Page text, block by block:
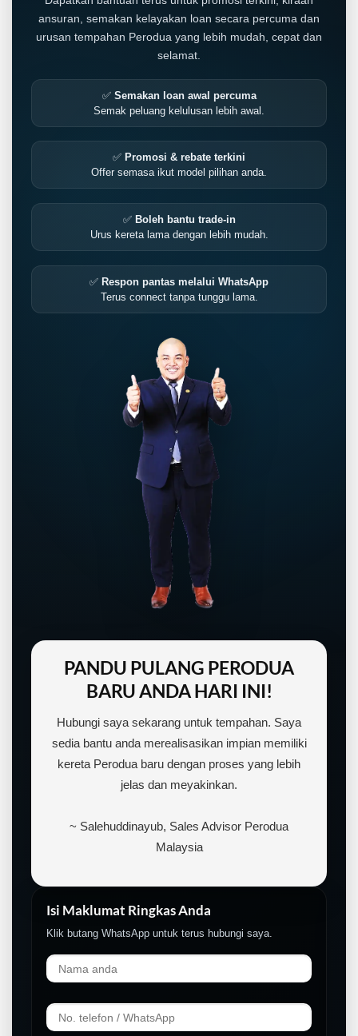
ansuran, semakan kelayakan loan secara percuma dan
urusan tempahan Perodua yang lebih mudah, cepat dan
selamat.
✅ Semakan loan awal percuma
Semak peluang kelulusan lebih awal.
✅ Promosi & rebate terkini
Offer semasa ikut model pilihan anda.
✅ Boleh bantu trade-in
Urus kereta lama dengan lebih mudah.
✅ Respon pantas melalui WhatsApp
Terus connect tanpa tunggu lama.
PANDU PULANG PERODUA
BARU ANDA HARI INI!
Hubungi saya sekarang untuk tempahan. Saya
sedia bantu anda merealisasikan impian memiliki
kereta Perodua baru dengan proses yang lebih
jelas dan meyakinkan.
~ Salehuddinayub, Sales Advisor Perodua
Malaysia
Isi Maklumat Ringkas Anda
Klik butang WhatsApp untuk terus hubungi saya.